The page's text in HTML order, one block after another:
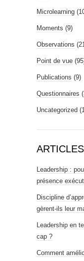
Microlearning
Moments (9)
Observations
Point de vue
Publications (9)
Questionnaires
Uncategorized
Leadership :
présence
Discipline
gèrent-ils leur
Leadership en
cap ?
Comment